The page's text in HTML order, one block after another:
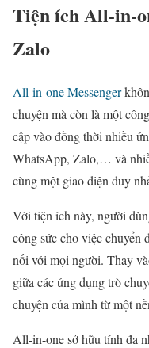
Tiện ích All-in-
Zalo
All-in-one Messenger
chuyện mà còn là một
cập vào đồng thời nhiều
WhatsApp, Zalo,… và
cùng một giao diện duy
Với tiện ích này, người
công sức cho việc chuyển
nối với mọi người. Thay
giữa các ứng dụng trò
chuyện của mình từ một
All-in-one sở hữu tính đa